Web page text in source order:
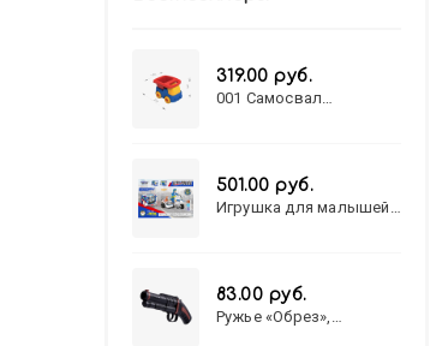
319.00 руб.
001 Самосвал
501.00 руб.
Игрушка для малышей
83.00 руб.
Ружье «Обрез»,